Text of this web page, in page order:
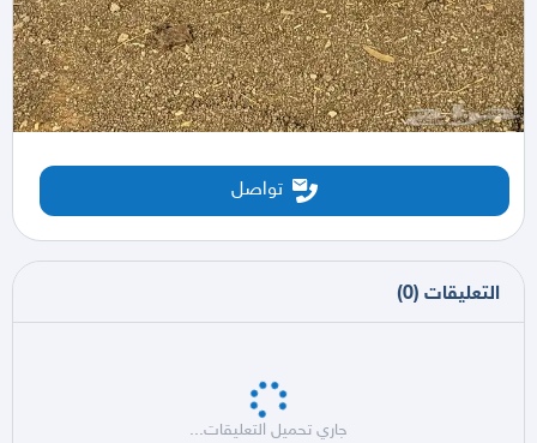
تواصل
التعليقات (
0
)
جاري تحميل التعليقات...